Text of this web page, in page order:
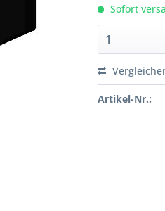
Sofort
Artikel-Nr.: